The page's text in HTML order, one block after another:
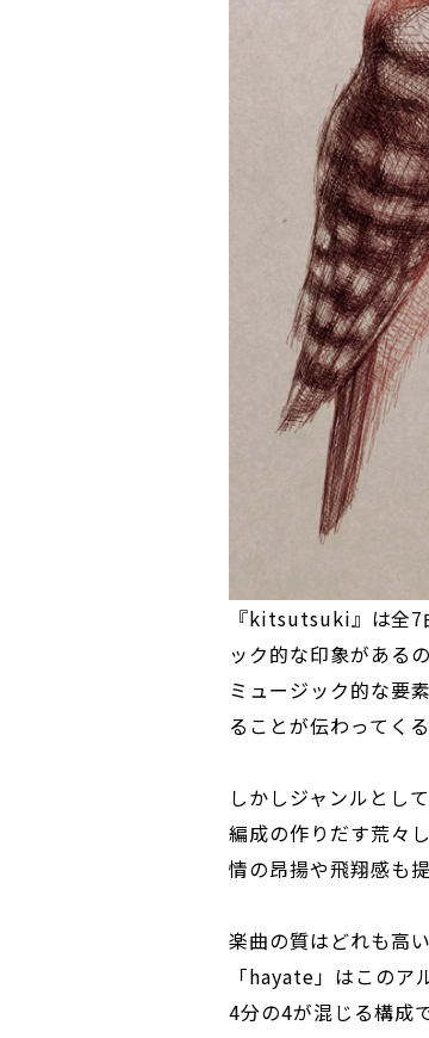
『kitsutsuki』は全7
ック的な印象がある
ミュージック的な要
ることが伝わってくる
しかしジャンルとし
編成の作りだす荒々
情の昂揚や飛翔感も
楽曲の質はどれも高
「hayate」はこの
4分の4が混じる構成